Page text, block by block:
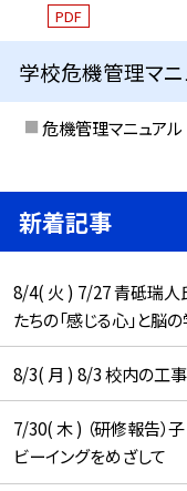
PDF
学校危機管理マニ
危機管理マニュアル
新着記事
8/4( 火 ) 7/27 青砥瑞人
たちの「感じる心」と脳
8/3( 月 ) 8/3 校内の工
7/30( 木 ) （研修報告）
ビーイングをめざして